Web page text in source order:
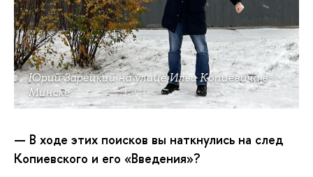
Юрий Зарецкий на улице Ильи Копиевича в
Минске
— В ходе этих поисков вы наткнулись на след
Копиевского и его «Введения»?